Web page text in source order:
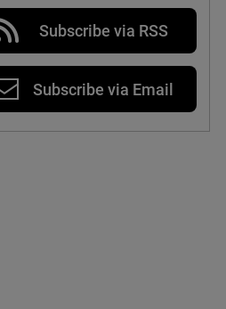
Subscribe via RSS
Subscribe via Email